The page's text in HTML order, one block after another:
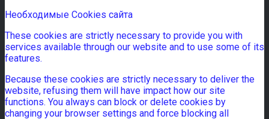
Необходимые Cookies сайта
These cookies are strictly necessary to provide you with
services available through our website and to use some of its
features.
Because these cookies are strictly necessary to deliver the
website, refusing them will have impact how our site
functions. You always can block or delete cookies by
changing your browser settings and force blocking all